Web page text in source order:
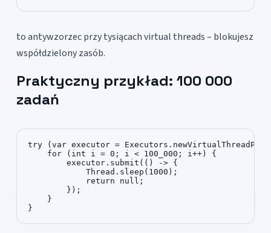
to antywzorzec przy tysiącach virtual threads – blokujesz
współdzielony zasób.
Praktyczny przykład: 100 000
zadań
try (var executor =
    for (int i = 0; i < 100_000; i++) {
        executor.submit(() -> {
            Thread.sleep(1000);
            return null;
        });
    }
}